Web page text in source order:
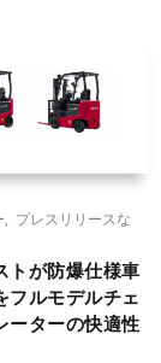
プレスリリースな
トが防爆仕様車
フルモデルチェ
ーターの快適性